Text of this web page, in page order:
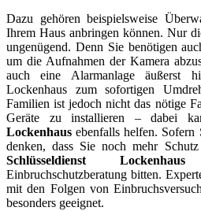
Dazu gehören beispielsweise
Ihrem Haus anbringen können. Nur
ungenügend. Denn Sie benötigen
um die Aufnahmen der Kamera
auch eine Alarmanlage äußerst
Lockenhaus zum sofortigen
Familien ist jedoch nicht das nötige
Geräte zu installieren – dabei
Lockenhaus ebenfalls helfen.
denken, dass Sie noch mehr
Schlüsseldienst Lockenhaus
Einbruchschutzberatung bitten.
mit den Folgen von
besonders geeignet.